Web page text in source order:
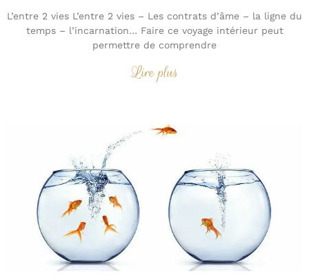
L’entre 2 vies L’entre 2 vies – Les contrats d’âme – la ligne du
temps – l’incarnation… Faire ce voyage intérieur peut
permettre de comprendre
Lire plus